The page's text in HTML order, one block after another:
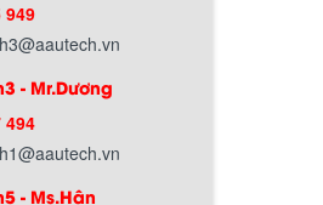
949
- Mr.Dương
494
- Ms.Hân